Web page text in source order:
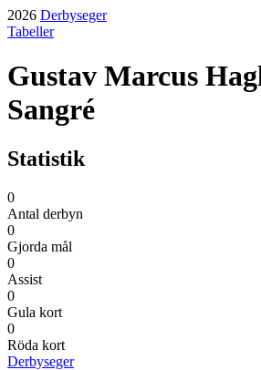
2026 Derbyseger
Tabeller
Gustav Marcus
Sangré
Statistik
0
Antal derbyn
0
Gjorda mål
0
Assist
0
Gula kort
0
Röda kort
Derbyseger